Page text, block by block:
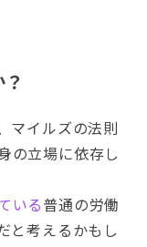
マイルズの法則
の立場に依存し
いる 普通の労働
と考えるかもし